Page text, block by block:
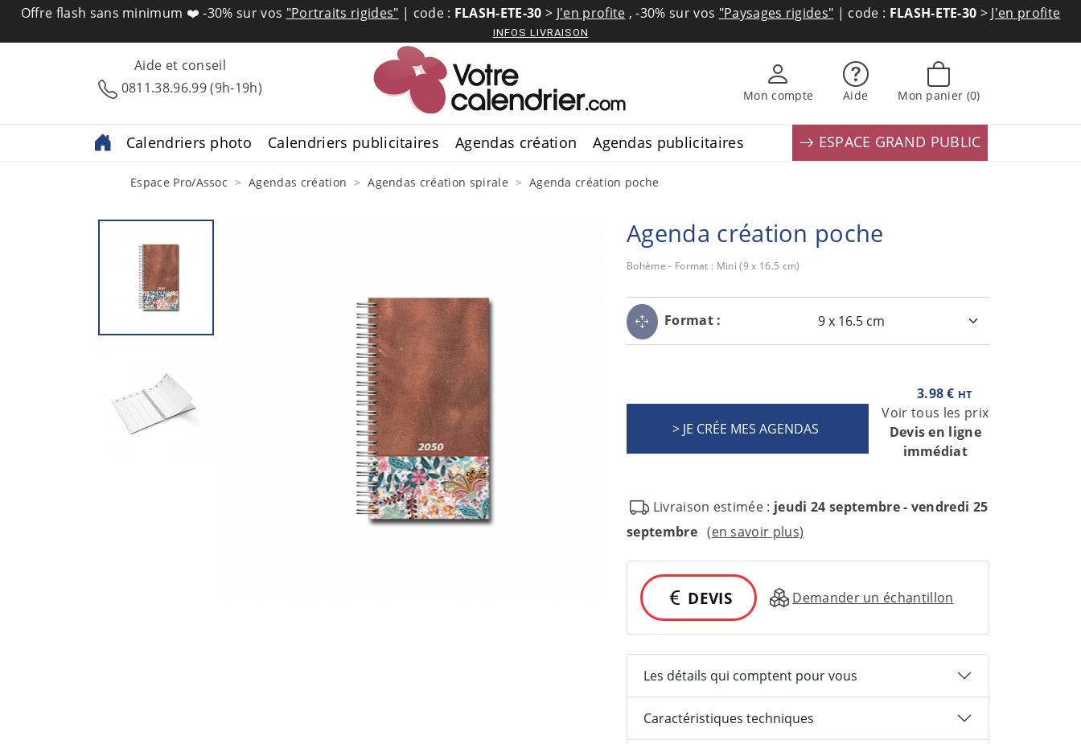
Offre flash sans minimum ❤️-30% sur vos "Portraits rigides" | code : FLASH-ETE-30 > J'en profite ,-30% sur vos "Paysages rigides" | code : FLASH-ETE-30 > J'en profite
INFOS LIVRAISON
Aide et conseil
0811.38.96.99 (9h-19h)
Mon compte Aide Mon panier (0)
Calendriers photo Calendriers publicitaires Agendas création Agendas publicitaires ESPACE GRAND PUBLIC
Espace Pro/Assoc Agendas création Agendas création spirale Agenda création poche
Agenda création poche
Bohème - Format : Mini (9 x 16.5 cm)
Format :
3.98 € HT
Voir tous les prix
Devis en ligne
immédiat
Livraison estimée : jeudi 24 septembre - vendredi 25
septembre (en savoir plus)
DEVIS Demander un échantillon
Les détails qui comptent pour vous
Caractéristiques techniques